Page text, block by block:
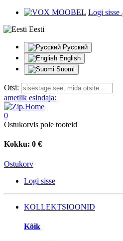
Logi sisse
Eesti
Русский
English
Suomi
Otsi:
ametlik esindaja:
0
Ostukorvis pole tooteid
Kokku: 0 €
Ostukorv
Logi sisse
KOLLEKTSIOONID
Kõik